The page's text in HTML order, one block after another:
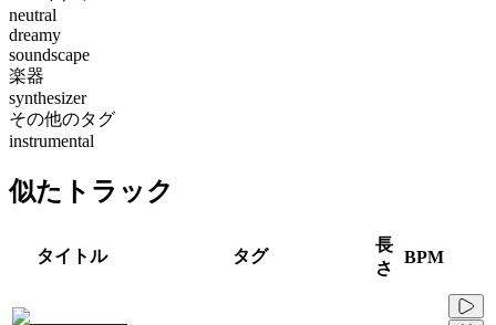
neutral
dreamy
soundscape
楽器
synthesizer
その他のタグ
instrumental
似たトラック
タイトル タグ
長
さ
BPM